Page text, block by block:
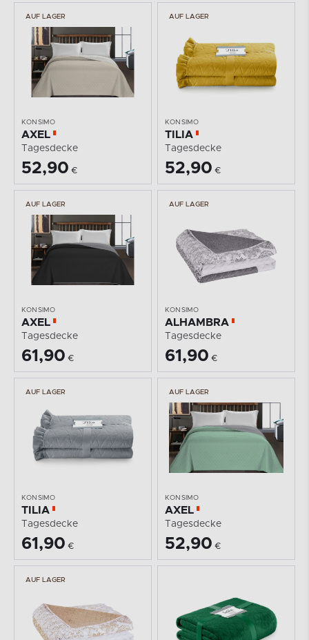
AUF LAGER
KONSIMO
AXEL
Tagesdecke
52,90 €
AUF LAGER
KONSIMO
TILIA
Tagesdecke
52,90 €
AUF LAGER
KONSIMO
AXEL
Tagesdecke
61,90 €
AUF LAGER
KONSIMO
ALHAMBRA
Tagesdecke
61,90 €
AUF LAGER
KONSIMO
TILIA
Tagesdecke
61,90 €
AUF LAGER
KONSIMO
AXEL
Tagesdecke
52,90 €
AUF LAGER